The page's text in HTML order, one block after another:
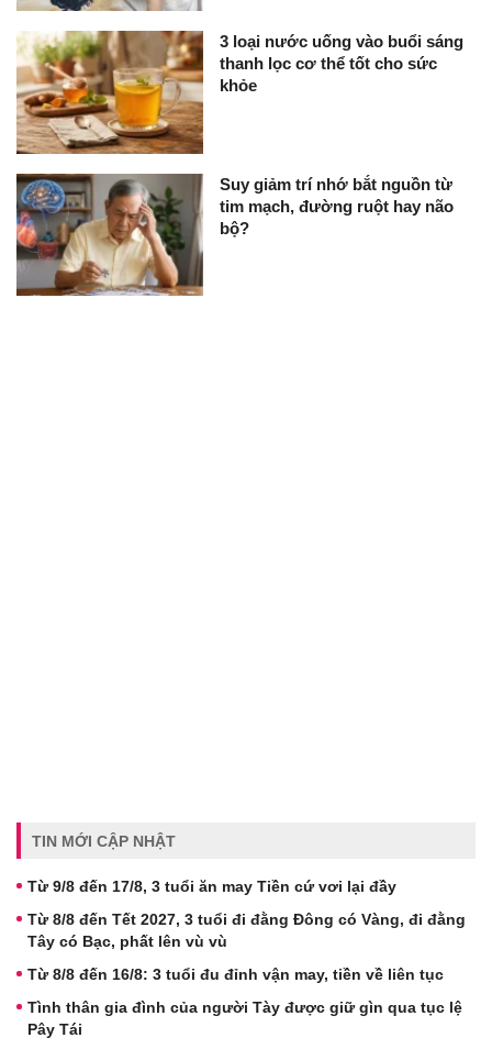
3 loại nước uống vào buổi sáng
thanh lọc cơ thể tốt cho sức
khỏe
Suy giảm trí nhớ bắt nguồn từ
tim mạch, đường ruột hay não
bộ?
TIN MỚI CẬP NHẬT
Từ 9/8 đến 17/8, 3 tuổi ăn may Tiền cứ vơi lại đầy
Từ 8/8 đến Tết 2027, 3 tuổi đi đằng Đông có Vàng, đi đằng
Tây có Bạc, phất lên vù vù
Từ 8/8 đến 16/8: 3 tuổi đu đỉnh vận may, tiền về liên tục
Tình thân gia đình của người Tày được giữ gìn qua tục lệ
Pây Tái